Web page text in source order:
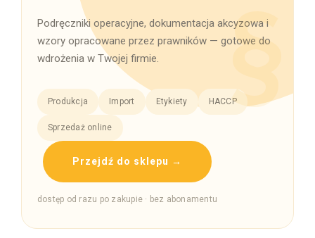
Podręczniki operacyjne, dokumentacja akcyzowa i
wzory opracowane przez prawników — gotowe do
wdrożenia w Twojej firmie.
Produkcja Import Etykiety HACCP
Sprzedaż online
Przejdź do sklepu →
dostęp od razu po zakupie · bez abonamentu